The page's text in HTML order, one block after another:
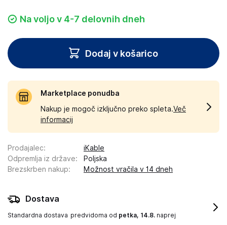
Na voljo v 4-7 delovnih dneh
Dodaj v košarico
Marketplace ponudba
Nakup je mogoč izključno preko spleta.Več
informacij
Prodajalec:
iKable
Odpremlja iz države:
Poljska
Brezskrben nakup: Možnost vračila v 14 dneh
Dostava
Standardna dostava predvidoma od petka, 14.8. naprej